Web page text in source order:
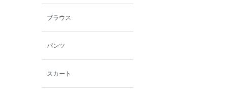
西脇シリーズ
小泉革店
シャミー
パーソンズジーンズ
ブラウス
パンツ
スカート